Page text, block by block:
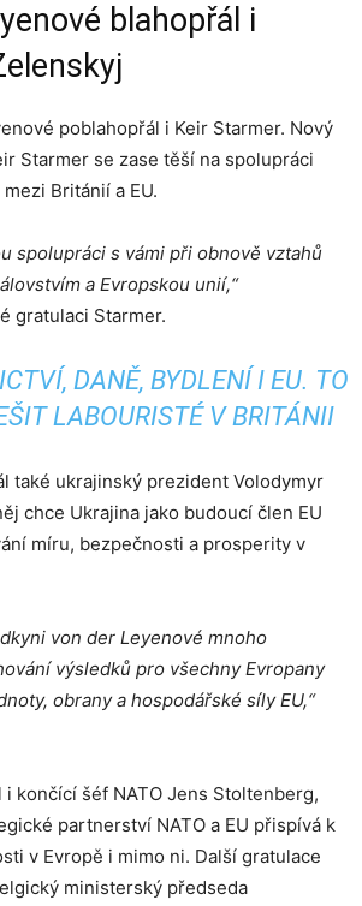
blahopřál i
poblahopřál i Keir Starmer. Nový
Starmer se zase těší na spolupráci
Británií a EU.
spolupráci s vámi při obnově vztahů
a Evropskou unií,“
gratulaci Starmer.
DANĚ, BYDLENÍ I EU. TO
LABOURISTÉ V BRITÁNII
také ukrajinský prezident Volodymyr
chce Ukrajina jako budoucí člen EU
míru, bezpečnosti a prosperity v
von der Leyenové mnoho
výsledků pro všechny Evropany
obrany a hospodářské síly EU,“
končící šéf NATO Jens Stoltenberg,
partnerství NATO a EU přispívá k
v Evropě i mimo ni. Další gratulace
ministerský předseda